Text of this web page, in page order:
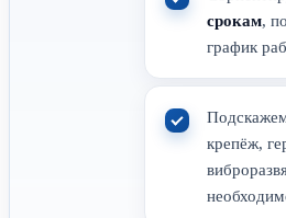
срокам,
график
крепёж,